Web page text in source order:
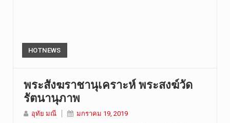
HOTNEWS
พระสังฆราชานุเคราะห์ พระสงฆ์วัด
รัตนานุภาพ
อุทัย มณี มกราคม 19, 2019